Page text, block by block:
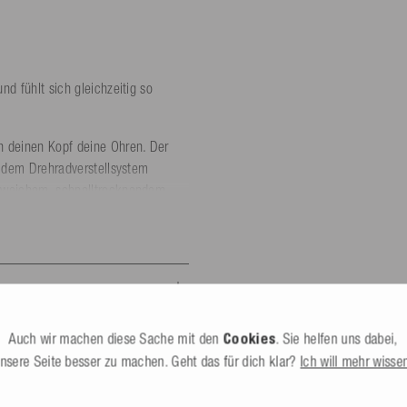
fühlt sich gleichzeitig so
deinen Kopf deine Ohren. Der
Drehradverstellsystem
den Helm kaum spüren wirst.
Wildwasserhelm, Segelhelm
(Kopfumfang): XS (52-
trocken lagern.
Auch wir machen diese Sache mit den Cookies. Sie helfen uns dabei,
Seite besser zu machen. Geht das für dich klar? Ich will mehr